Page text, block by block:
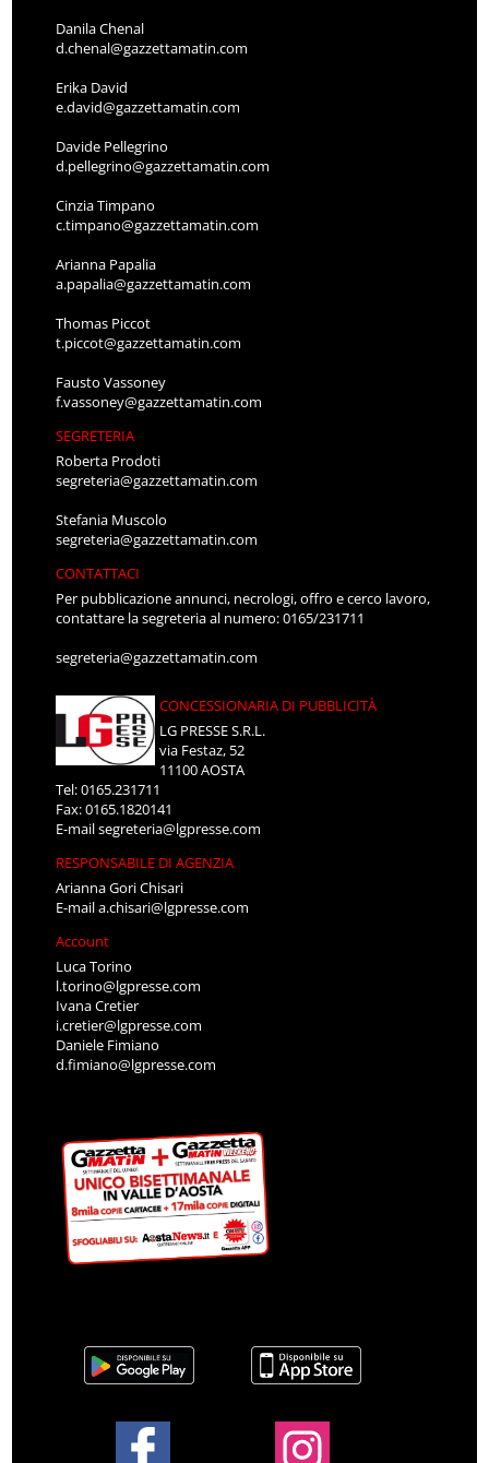
Danila Chenal
d.chenal@gazzettamatin.com
Erika David
e.david@gazzettamatin.com
Davide Pellegrino
d.pellegrino@gazzettamatin.com
Cinzia Timpano
c.timpano@gazzettamatin.com
Arianna Papalia
a.papalia@gazzettamatin.com
Thomas Piccot
t.piccot@gazzettamatin.com
Fausto Vassoney
f.vassoney@gazzettamatin.com
SEGRETERIA
Roberta Prodoti
segreteria@gazzettamatin.com
Stefania Muscolo
segreteria@gazzettamatin.com
CONTATTACI
Per pubblicazione annunci, necrologi, offro e cerco lavoro,
contattare la segreteria al numero: 0165/231711
segreteria@gazzettamatin.com
CONCESSIONARIA DI PUBBLICITÀ
LG PRESSE S.R.L.
via Festaz, 52
11100 AOSTA
Tel: 0165.231711
Fax: 0165.1820141
E-mailsegreteria@lgpresse.com
RESPONSABILE DI AGENZIA
Arianna Gori Chisari
E-maila.chisari@lgpresse.com
Account
Luca Torino
l.torino@lgpresse.com
Ivana Cretier
i.cretier@lgpresse.com
Daniele Fimiano
d.fimiano@lgpresse.com